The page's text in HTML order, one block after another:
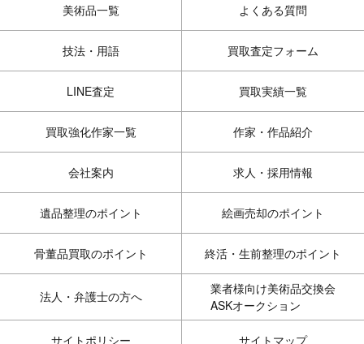
美術品一覧 よくある質問
技法・用語 買取査定フォーム
LINE査定 買取実績一覧
買取強化作家一覧 作家・作品紹介
会社案内 求人・採用情報
遺品整理のポイント 絵画売却のポイント
骨董品買取のポイント 終活・生前整理のポイント
法人・弁護士の方へ
業者様向け美術品交換会
ASKオークション
サイトポリシー サイトマップ